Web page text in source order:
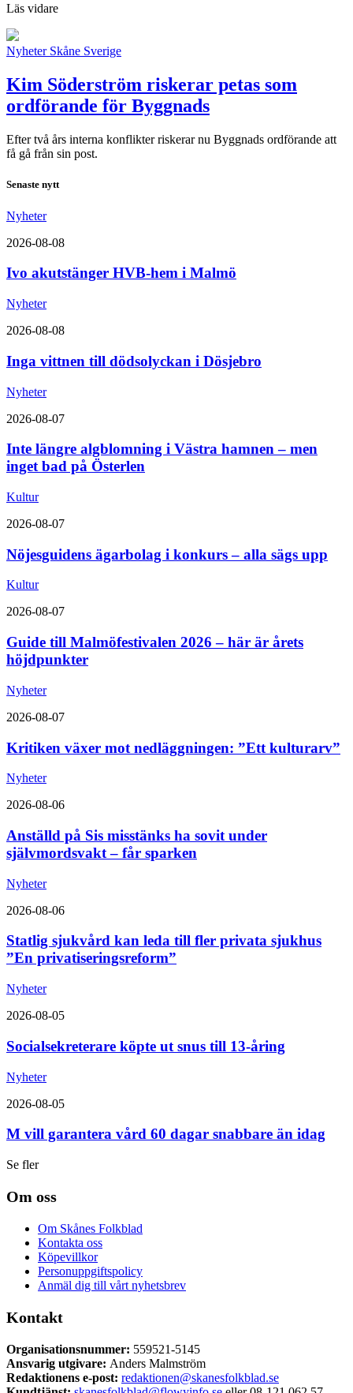
Läs vidare
Nyheter Skåne Sverige
Kim Söderström riskerar petas som
ordförande för Byggnads
Efter två års interna konflikter riskerar nu Byggnads ordförande att
få gå från sin post.
Senaste nytt
Nyheter
2026-08-08
Ivo akutstänger HVB-hem i Malmö
Nyheter
2026-08-08
Inga vittnen till dödsolyckan i Dösjebro
Nyheter
2026-08-07
Inte längre algblomning i Västra hamnen – men
inget bad på Österlen
Kultur
2026-08-07
Nöjesguidens ägarbolag i konkurs – alla sägs upp
Kultur
2026-08-07
Guide till Malmöfestivalen 2026 – här är årets
höjdpunkter
Nyheter
2026-08-07
Kritiken växer mot nedläggningen: ”Ett kulturarv”
Nyheter
2026-08-06
Anställd på Sis misstänks ha sovit under
självmordsvakt – får sparken
Nyheter
2026-08-06
Statlig sjukvård kan leda till fler privata sjukhus
”En privatiseringsreform”
Nyheter
2026-08-05
Socialsekreterare köpte ut snus till 13-åring
Nyheter
2026-08-05
M vill garantera vård 60 dagar snabbare än idag
Se fler
Om oss
Om Skånes Folkblad
Kontakta oss
Köpevillkor
Personuppgiftspolicy
Anmäl dig till vårt nyhetsbrev
Kontakt
Organisationsnummer: 559521-5145
Ansvarig utgivare: Anders Malmström
Redaktionens e-post: redaktionen@skanesfolkblad.se